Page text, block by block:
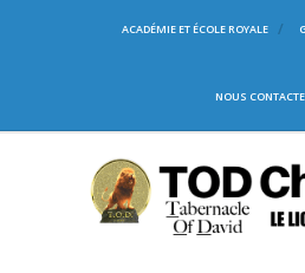
ACADÉMIE ET ÉCOLE ROYALE
NOUS